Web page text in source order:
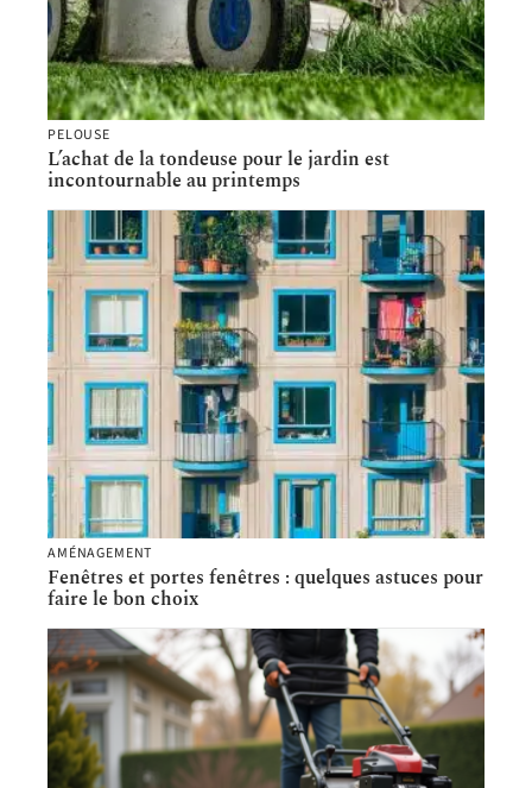
PELOUSE
L’achat de la tondeuse pour le jardin est
incontournable au printemps
AMÉNAGEMENT
Fenêtres et portes fenêtres : quelques astuces pour
faire le bon choix